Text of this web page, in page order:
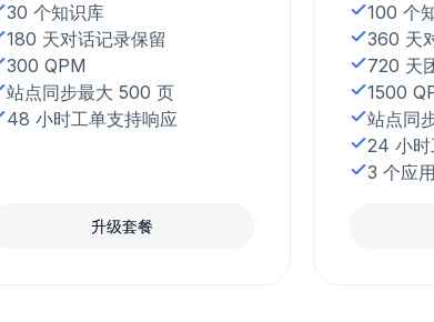
30 个知识库
180 天对话记录保留
300 QPM
站点同步最大 500 页
48 小时工单支持响应
升级套餐
100 个
360 天
720 天
1500
站点同
24 小时
3 个应